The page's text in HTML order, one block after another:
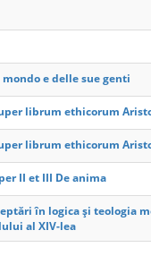
e delle sue genti
librum ethicorum
librum ethicorum
II et III De anima
în logica și teologia
al XIV-lea